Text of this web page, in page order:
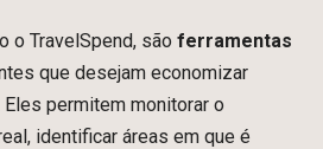
o TravelSpend, são ferramentas
que desejam economizar
permitem monitorar o
identificar áreas em que é